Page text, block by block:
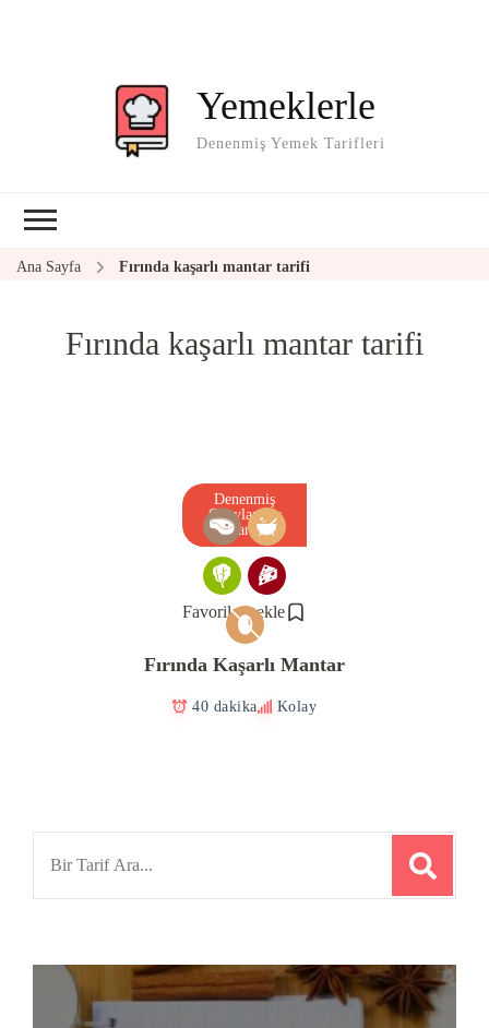
Yemeklerle
Denenmiş Yemek Tarifleri
Ana Sayfa Fırında kaşarlı mantar tarifi
Fırında kaşarlı mantar tarifi
Favorilere ekle
Denenmiş
Onaylanmış
Tarif
Fırında Kaşarlı Mantar
40 dakika Kolay